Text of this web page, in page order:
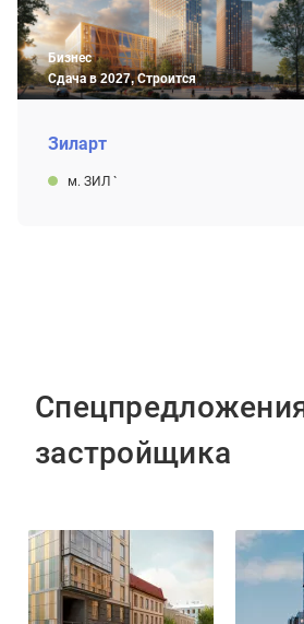
Бизнес
Сдача в 2027, Строится
Зиларт
м. ЗИЛ `
застройщика